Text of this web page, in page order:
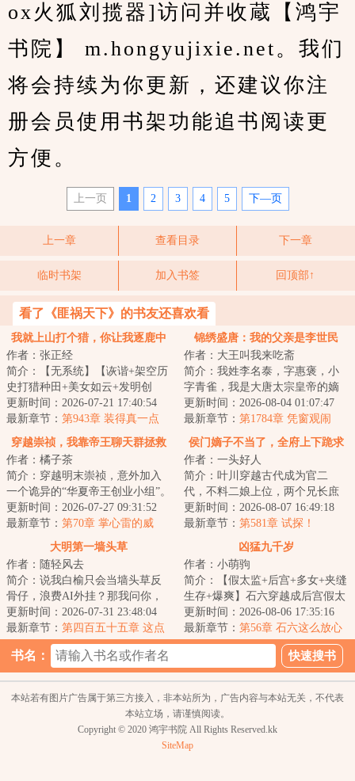
ox火狐刘揽器]访问并收蔵【鸿宇
书院】 m.hongyujixie.net。我们
将会持续为你更新，还建议你注
册会员使用书架功能追书阅读更
方便。
上一页 1 2 3 4 5 下—页
上一章 查看目录 下一章
临时书架 加入书签 回顶部↑
看了《匪祸天下》的书友还喜欢看
我就上山打个猎，你让我逐鹿中
作者：张正经
简介：【无系统】【诙谐+架空历
史打猎种田+美女如云+发明创
造】陈息开局穿越到一个傻子身
上，全家不光没...
更新时间：2026-07-21 17:40:54
最新章节： 第943章 装得真一点
锦绣盛唐：我的父亲是李世民
作者：大王叫我来吃斋
简介：我姓李名泰，字惠褒，小
字青雀，我是大唐太宗皇帝的嫡
次子，生母是文德皇后，舅舅是
长孙无忌。我自...
更新时间：2026-08-04 01:07:47
最新章节： 第1784章 凭窗观闹
穿越崇祯，我靠帝王聊天群拯救
作者：橘子茶
简介：穿越明末崇祯，意外加入
一个诡异的“华夏帝王创业小组”。
群友的名字一个比一个骇人听
闻，像什么“...
更新时间：2026-07-27 09:31:52
最新章节： 第70章 掌心雷的威
力！战神朱由检！
侯门嫡子不当了，全府上下跪求
原谅！
作者：一头好人
简介：叶川穿越古代成为官二
代，不料二娘上位，两个兄长庶
出变嫡子，一家绿茶联合偏心老
爹要强抢叶川和公...
更新时间：2026-08-07 16:49:18
最新章节： 第581章 试探！
大明第一墙头草
作者：随轻风去
简介：说我白榆只会当墙头草反
骨仔，浪费AI外挂？那我问你，
大明内阁这十来年是不是换了五
个首辅？司礼监...
更新时间：2026-07-31 23:48:04
最新章节： 第四百五十五章 这点
钱够干什么的
凶猛九千岁
作者：小萌驹
简介：【假太监+后宫+多女+夹缝
生存+爆爽】石六穿越成后宫假太
监，本想一路猛推，结果开局遇
上邪修美妇太...
更新时间：2026-08-06 17:35:16
最新章节： 第56章 石六这么放心
我？
书名：
本站若有图片广告属于第三方接入，非本站所为，广告内容与本站无关，不代表
本站立场，请谨慎阅读。
Copyright © 2020 鸿宇书院 All Rights Reserved.kk
SiteMap